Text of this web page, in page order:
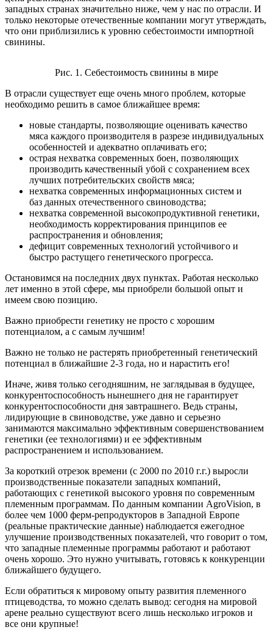
западных странах значительно ниже, чем у нас по отрасли. И
только некоторые отечественные компании могут утверждать,
что они приблизились к уровню себестоимости импортной
свинины.
Рис. 1. Себестоимость свинины в мире
В отрасли существует еще очень много проблем, которые
необходимо решить в самое ближайшее время:
новые стандарты, позволяющие оценивать качество
мяса каждого производителя в разрезе индивидуальных
особенностей и адекватно оплачивать его;
острая нехватка современных боен, позволяющих
производить качественный убой с сохранением всех
лучших потребительских свойств мяса;
нехватка современных информационных систем и
баз данных отечественного свиноводства;
нехватка современной высокопродуктивной генетики,
необходимость корректирования принципов ее
распространения и обновления;
дефицит современных технологий устойчивого и
быстро растущего генетического прогресса.
Остановимся на последних двух пунктах. Работая несколько
лет именно в этой сфере, мы приобрели большой опыт и
имеем свою позицию.
Важно приобрести генетику не просто с хорошим
потенциалом, а с самым лучшим!
Важно не только не растерять приобретенный генетический
потенциал в ближайшие 2-3 года, но и нарастить его!
Иначе, живя только сегодняшним, не заглядывая в будущее,
конкурентоспособность нынешнего дня не гарантирует
конкурентоспособности дня завтрашнего. Ведь страны,
лидирующие в свиноводстве, уже давно и серьезно
занимаются максимально эффективным совершенствованием
генетики (ее технологиями) и ее эффективным
распространением и использованием.
За короткий отрезок времени (с 2000 по 2010 г.г.) выросли
производственные показатели западных компаний,
работающих с генетикой высокого уровня по современным
племенным программам. По данным компании AgroVision, в
более чем 1000 ферм-репродукторов в Западной Европе
(реальные практические данные) наблюдается ежегодное
улучшение производственных показателей, что говорит о том,
что западные племенные программы работают и работают
очень хорошо. Это нужно учитывать, готовясь к конкуренции
ближайшего будущего.
Если обратиться к мировому опыту развития племенного
птицеводства, то можно сделать вывод: сегодня на мировой
арене реально существуют всего лишь несколько игроков и
все они крупные!